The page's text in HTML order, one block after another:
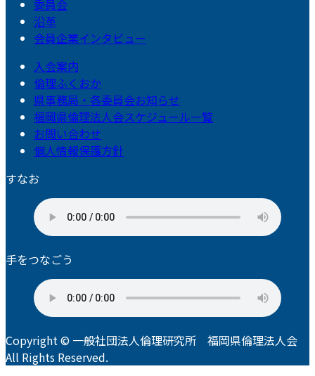
委員会
沿革
会員企業インタビュー
入会案内
倫理ふくおか
県事務局・各委員会お知らせ
福岡県倫理法人会スケジュール一覧
お問い合わせ
個人情報保護方針
すなお
手をつなごう
Copyright © 一般社団法人倫理研究所 福岡県倫理法人会
All Rights Reserved.